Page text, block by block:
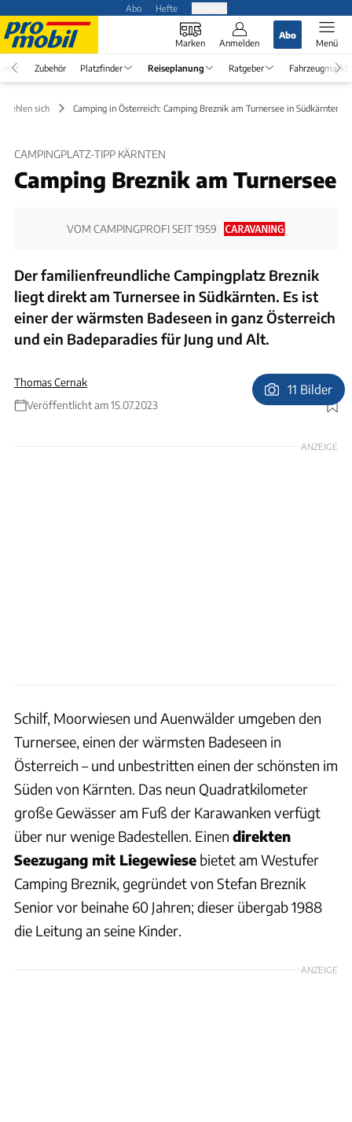
Abo Hefte
Marken Anmelden
Abo
Menü
Zubehör Platzfinder Reiseplanung Ratgeber Fahrzeugmarkt
sich Camping in Österreich: Camping Breznik am Turnersee in Südkärnten
CAMPINGPLATZ-TIPP KÄRNTEN
Camping Breznik am Turnersee
VOM CAMPINGPROFI SEIT 1959
Der familienfreundliche Campingplatz Breznik
liegt direkt am Turnersee in Südkärnten. Es ist
einer der wärmsten Badeseen in ganz Österreich
und ein Badeparadies für Jung und Alt.
Thomas Cernak
Veröffentlicht am 15.07.2023
Foto: Thomas Cernak
11 Bilder
ANZEIGE
Schilf, Moorwiesen und Auenwälder umgeben den
Turnersee, einen der wärmsten Badeseen in
Österreich – und unbestritten einen der schönsten im
Süden von Kärnten. Das neun Quadratkilometer
große Gewässer am Fuß der Karawanken verfügt
über nur wenige Badestellen. Einen direkten
Seezugang mit Liegewiese bietet am Westufer
Camping Breznik, gegründet von Stefan Breznik
Senior vor beinahe 60 Jahren; dieser übergab 1988
die Leitung an seine Kinder.
ANZEIGE